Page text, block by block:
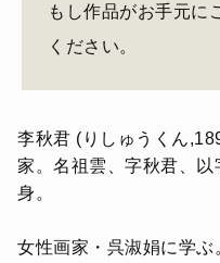
もし作品がお手元に
ください。
李秋君 (りしゅうくん
家。名祖雲、字秋君、
身。
女性画家・呉淑娟に学